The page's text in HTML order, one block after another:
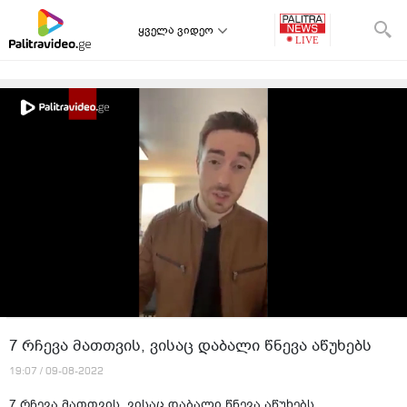
ყველა ვიდეო
7 რჩევა მათთვის, ვისაც დაბალი წნევა აწუხებს
19:07 / 09-08-2022